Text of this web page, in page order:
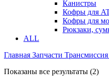
Канистры
Кофры для
Кофры для
Рюкзаки,
ALL
Главная Запчасти Трансмиссия
Показаны все результаты (2)